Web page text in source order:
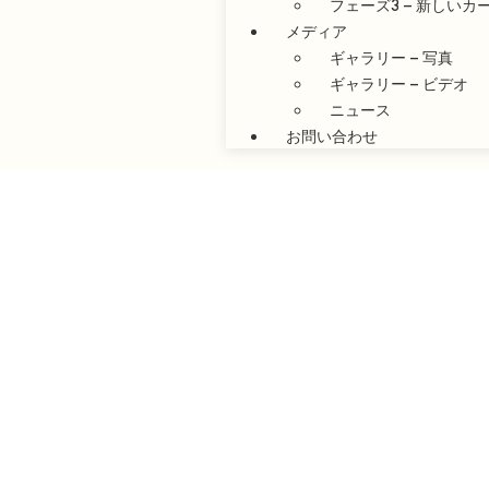
フェーズ3 – 新しいカ
メディア
ギャラリー – 写真
ギャラリー – ビデオ
ニュース
お問い合わせ